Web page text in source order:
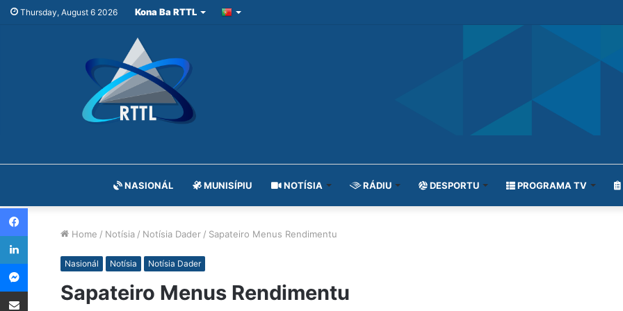
Thursday, August 6 2026 Kona Ba RTTL
NASIONÁL MUNISÍPIU NOTÍSIA RÁDIU DESPORTU PROGRAMA TV
Home / Notísia / Notísia Dader / Sapateiro Menus Rendimentu
Nasionál Notísia Notísia Dader
Sapateiro Menus Rendimentu
Facebook
LinkedIn
Messenger